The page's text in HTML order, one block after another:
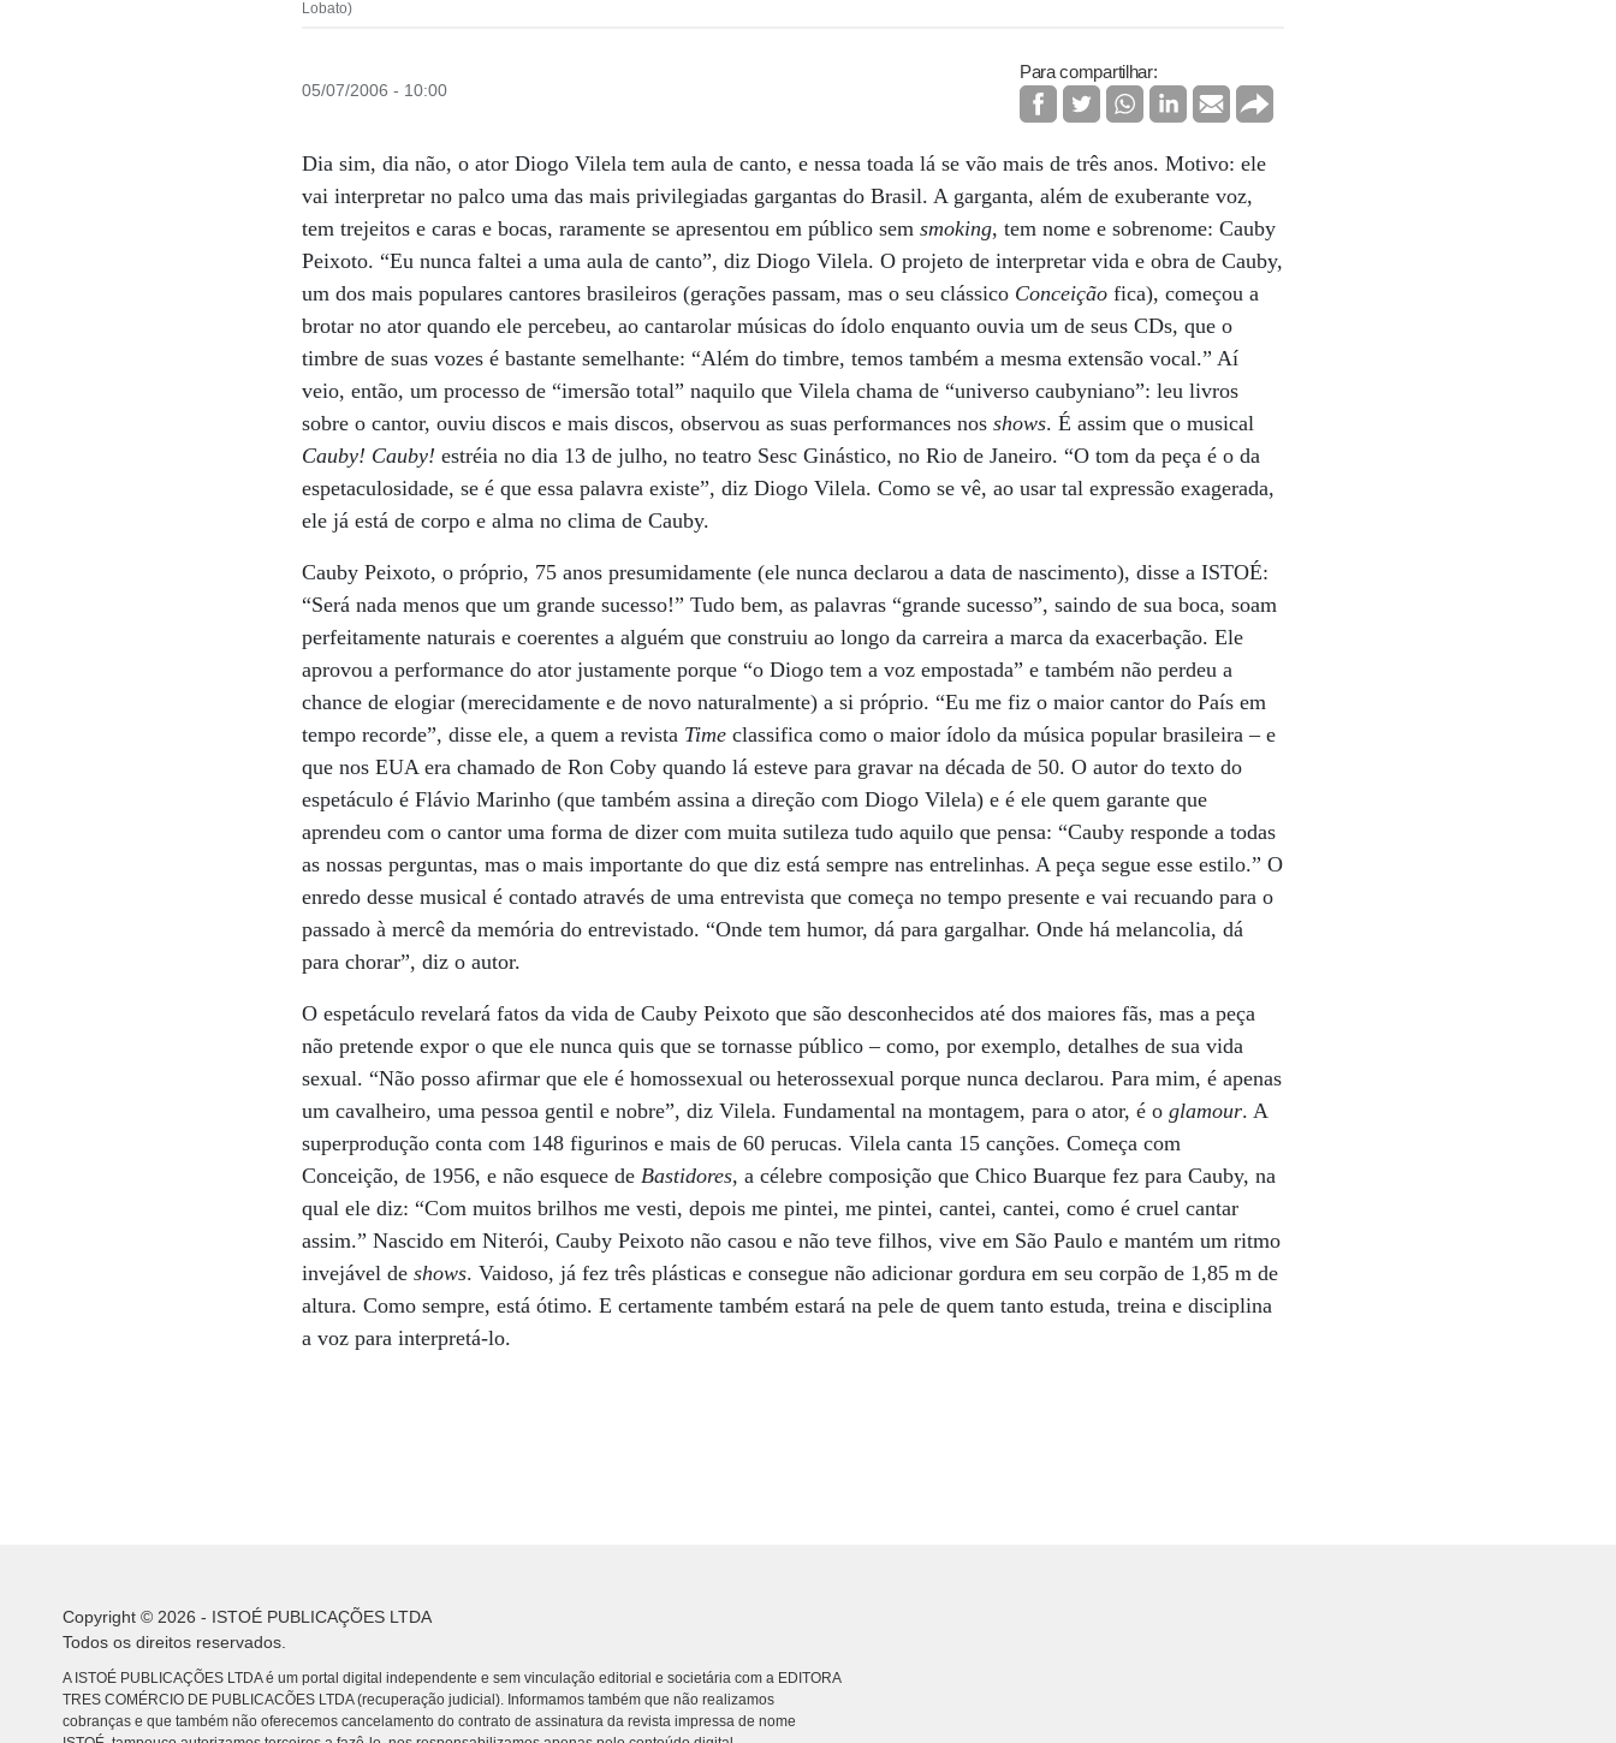
Lobato)
05/07/2006 - 10:00
Para compartilhar:
Dia sim, dia não, o ator Diogo Vilela tem aula de canto, e nessa toada lá se vão mais de três anos. Motivo: ele
vai interpretar no palco uma das mais privilegiadas gargantas do Brasil. A garganta, além de exuberante voz,
tem trejeitos e caras e bocas, raramente se apresentou em público semsmoking, tem nome e sobrenome: Cauby
Peixoto. “Eu nunca faltei a uma aula de canto”, diz Diogo Vilela. O projeto de interpretar vida e obra de Cauby,
um dos mais populares cantores brasileiros (gerações passam, mas o seu clássico Conceição fica), começou a
brotar no ator quando ele percebeu, ao cantarolar músicas do ídolo enquanto ouvia um de seus CDs, que o
timbre de suas vozes é bastante semelhante: “Além do timbre, temos também a mesma extensão vocal.” Aí
veio, então, um processo de “imersão total” naquilo que Vilela chama de “universo caubyniano”: leu livros
sobre o cantor, ouviu discos e mais discos, observou as suas performances nosshows. É assim que o musical
Cauby! Cauby! estréia no dia 13 de julho, no teatro Sesc Ginástico, no Rio de Janeiro. “O tom da peça é o da
espetaculosidade, se é que essa palavra existe”, diz Diogo Vilela. Como se vê, ao usar tal expressão exagerada,
ele já está de corpo e alma no clima de Cauby.
Cauby Peixoto, o próprio, 75 anos presumidamente (ele nunca declarou a data de nascimento), disse a ISTOÉ:
“Será nada menos que um grande sucesso!” Tudo bem, as palavras “grande sucesso”, saindo de sua boca, soam
perfeitamente naturais e coerentes a alguém que construiu ao longo da carreira a marca da exacerbação. Ele
aprovou a performance do ator justamente porque “o Diogo tem a voz empostada” e também não perdeu a
chance de elogiar (merecidamente e de novo naturalmente) a si próprio. “Eu me fiz o maior cantor do País em
tempo recorde”, disse ele, a quem a revista Time classifica como o maior ídolo da música popular brasileira – e
que nos EUA era chamado de Ron Coby quando lá esteve para gravar na década de 50. O autor do texto do
espetáculo é Flávio Marinho (que também assina a direção com Diogo Vilela) e é ele quem garante que
aprendeu com o cantor uma forma de dizer com muita sutileza tudo aquilo que pensa: “Cauby responde a todas
as nossas perguntas, mas o mais importante do que diz está sempre nas entrelinhas. A peça segue esse estilo.” O
enredo desse musical é contado através de uma entrevista que começa no tempo presente e vai recuando para o
passado à mercê da memória do entrevistado. “Onde tem humor, dá para gargalhar. Onde há melancolia, dá
para chorar”, diz o autor.
O espetáculo revelará fatos da vida de Cauby Peixoto que são desconhecidos até dos maiores fãs, mas a peça
não pretende expor o que ele nunca quis que se tornasse público – como, por exemplo, detalhes de sua vida
sexual. “Não posso afirmar que ele é homossexual ou heterossexual porque nunca declarou. Para mim, é apenas
um cavalheiro, uma pessoa gentil e nobre”, diz Vilela. Fundamental na montagem, para o ator, é oglamour. A
superprodução conta com 148 figurinos e mais de 60 perucas. Vilela canta 15 canções. Começa com
Conceição, de 1956, e não esquece deBastidores, a célebre composição que Chico Buarque fez para Cauby, na
qual ele diz: “Com muitos brilhos me vesti, depois me pintei, me pintei, cantei, cantei, como é cruel cantar
assim.” Nascido em Niterói, Cauby Peixoto não casou e não teve filhos, vive em São Paulo e mantém um ritmo
invejável deshows. Vaidoso, já fez três plásticas e consegue não adicionar gordura em seu corpão de 1,85 m de
altura. Como sempre, está ótimo. E certamente também estará na pele de quem tanto estuda, treina e disciplina
a voz para interpretá-lo.
Copyright © 2026 - ISTOÉ PUBLICAÇÕES LTDA
Todos os direitos reservados.
A ISTOÉ PUBLICAÇÕES LTDA é um portal digital independente e sem vinculação editorial e societária com a EDITORA
TRES COMÉRCIO DE PUBLICACÕES LTDA (recuperação judicial). Informamos também que não realizamos
cobranças e que também não oferecemos cancelamento do contrato de assinatura da revista impressa de nome